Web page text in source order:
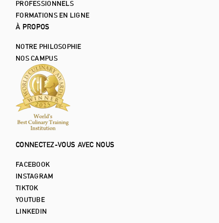
PROFESSIONNELS
FORMATIONS EN LIGNE
À PROPOS
NOTRE PHILOSOPHIE
NOS CAMPUS
CONNECTEZ-VOUS AVEC NOUS
FACEBOOK
INSTAGRAM
TIKTOK
YOUTUBE
LINKEDIN